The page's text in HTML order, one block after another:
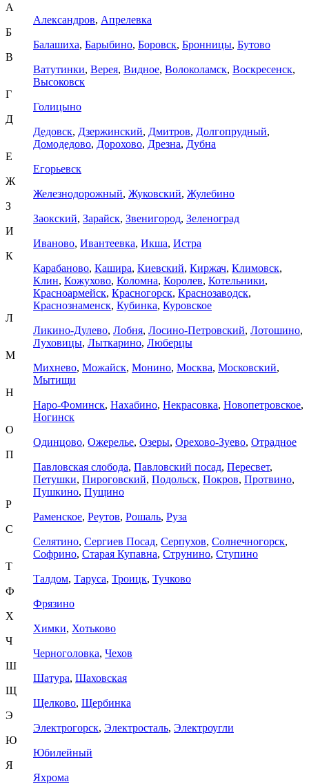
А
Александров, Апрелевка
Б
Балашиха, Барыбино, Боровск, Бронницы, Бутово
В
Ватутинки, Верея, Видное, Волоколамск, Воскресенск,
Высоковск
Г
Голицыно
Д
Дедовск, Дзержинский, Дмитров, Долгопрудный,
Домодедово, Дорохово, Дрезна, Дубна
Е
Егорьевск
Ж
Железнодорожный, Жуковский, Жулебино
З
Заокский, Зарайск, Звенигород, Зеленоград
И
Иваново, Ивантеевка, Икша, Истра
К
Карабаново, Кашира, Киевский, Киржач, Климовск,
Клин, Кожухово, Коломна, Королев, Котельники,
Красноармейск, Красногорск, Краснозаводск,
Краснознаменск, Кубинка, Куровское
Л
Ликино-Дулево, Лобня, Лосино-Петровский, Лотошино,
Луховицы, Лыткарино, Люберцы
М
Михнево, Можайск, Монино, Москва, Московский,
Мытищи
Н
Наро-Фоминск, Нахабино, Некрасовка, Новопетровское,
Ногинск
О
Одинцово, Ожерелье, Озеры, Орехово-Зуево, Отрадное
П
Павловская слобода, Павловский посад, Пересвет,
Петушки, Пироговский, Подольск, Покров, Протвино,
Пушкино, Пущино
Р
Раменское, Реутов, Рошаль, Руза
С
Селятино, Сергиев Посад, Серпухов, Солнечногорск,
Софрино, Старая Купавна, Струнино, Ступино
Т
Талдом, Таруса, Троицк, Тучково
Ф
Фрязино
Х
Химки, Хотьково
Ч
Черноголовка, Чехов
Ш
Шатура, Шаховская
Щ
Щелково, Щербинка
Э
Электрогорск, Электросталь, Электроугли
Ю
Юбилейный
Я
Яхрома